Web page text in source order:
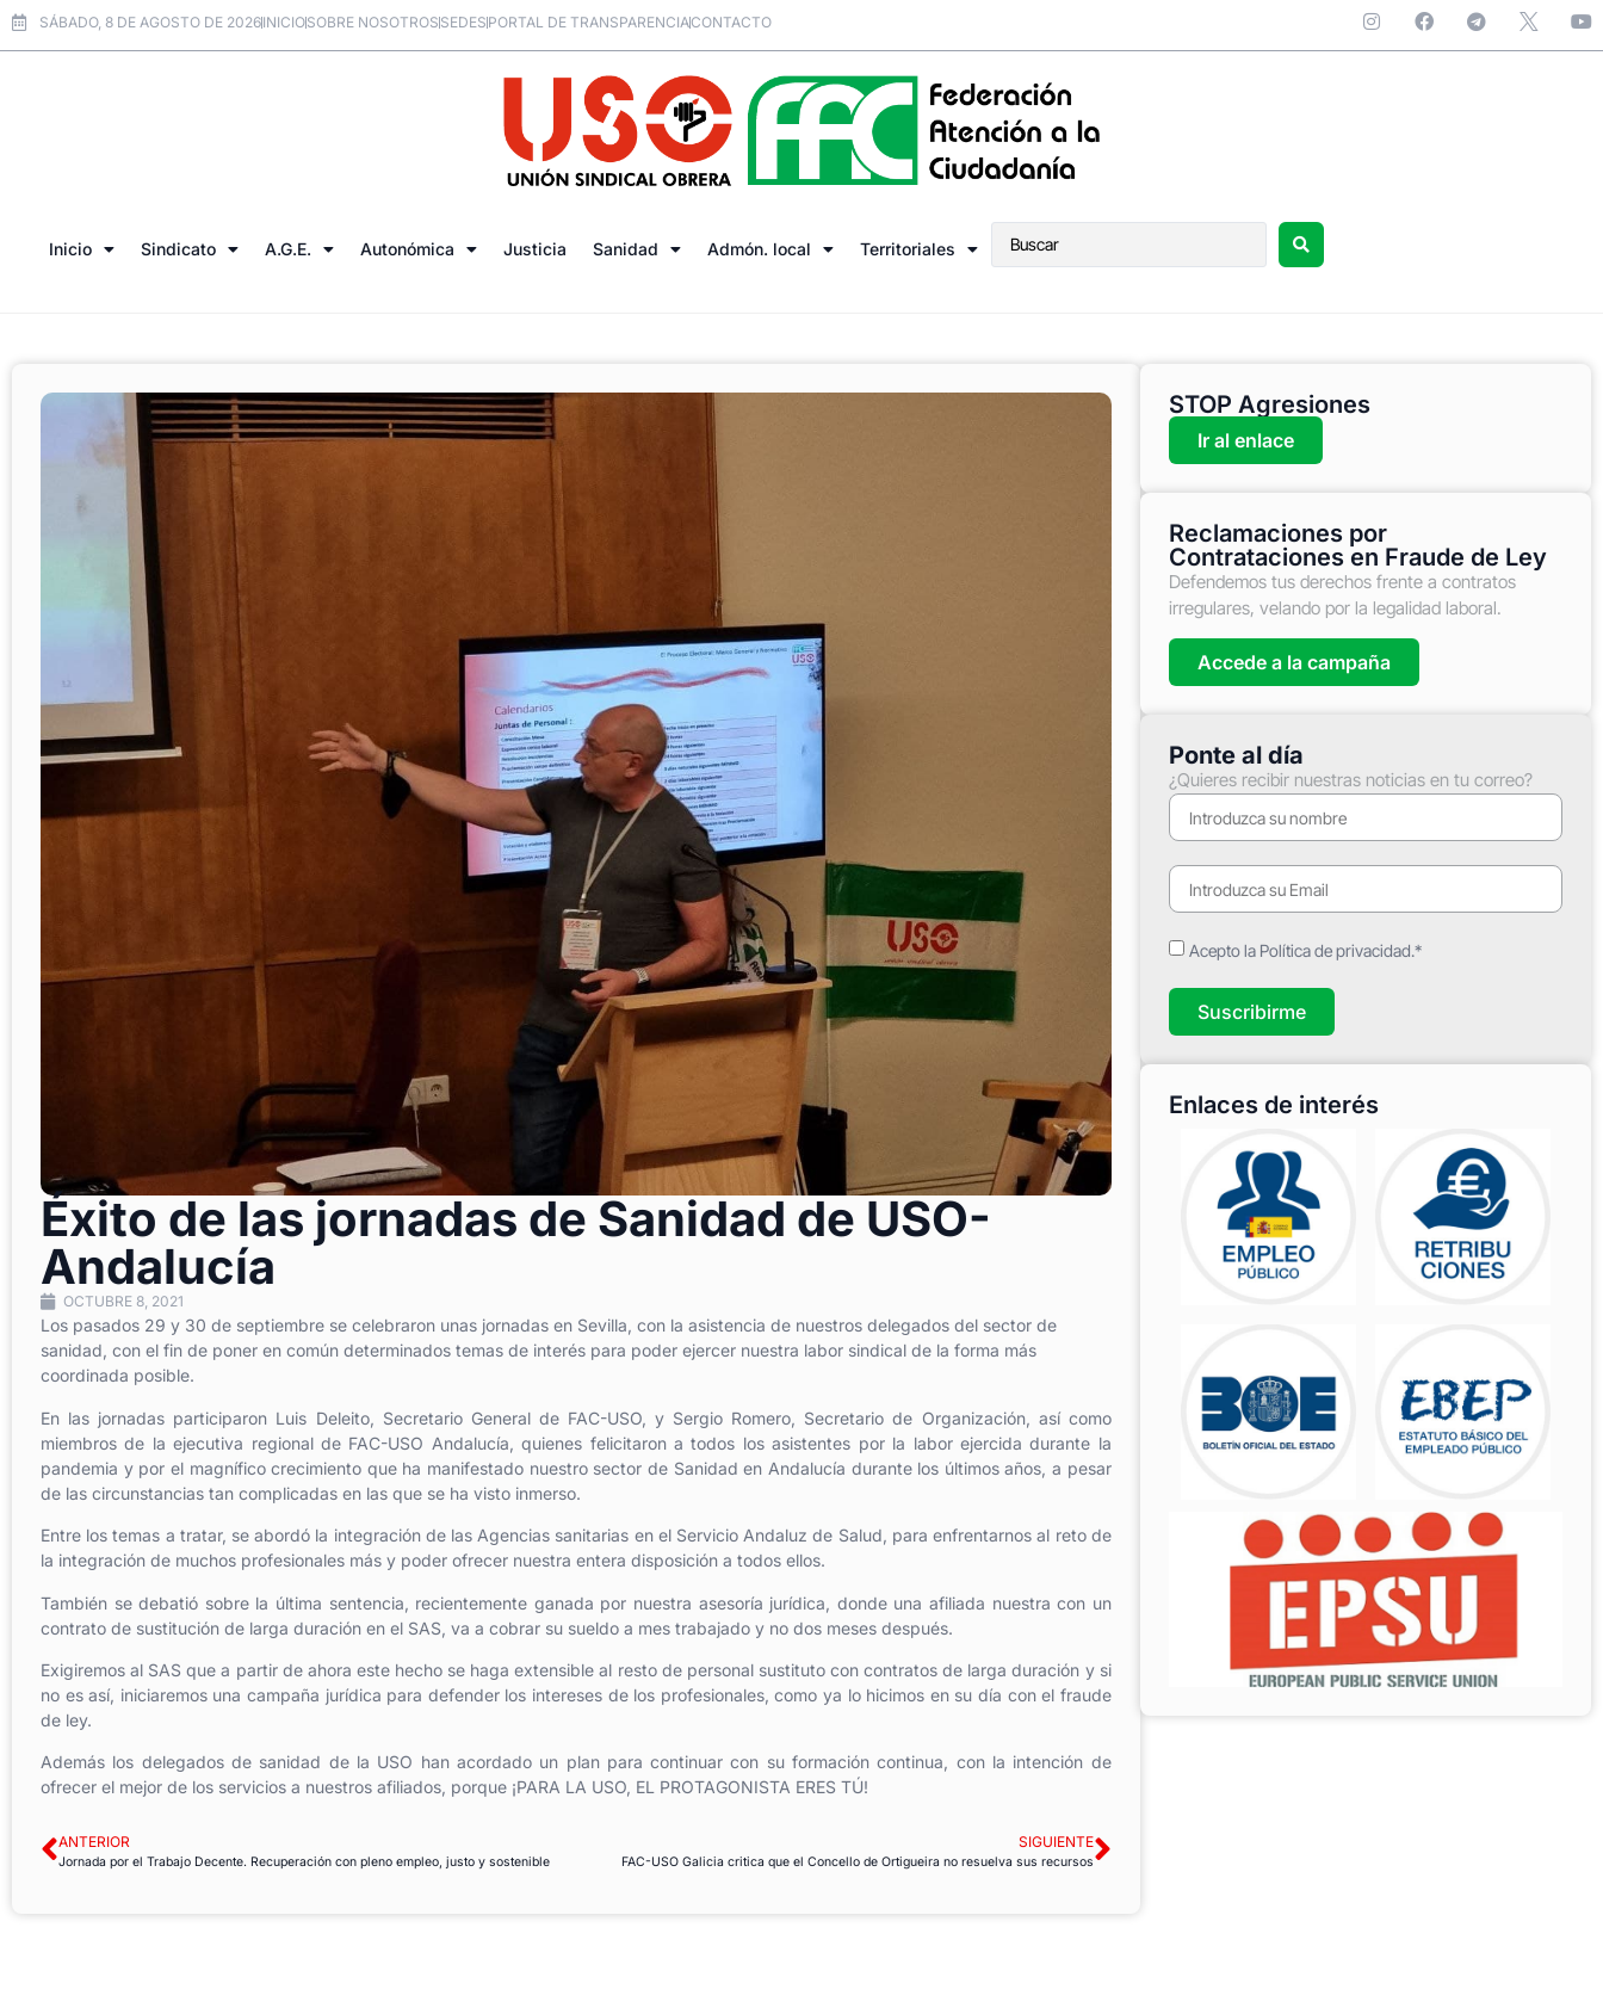
SÁBADO, 8 DE AGOSTO DE 2026INICIOSOBRE NOSOTROSSEDESPORTAL DE TRANSPARENCIACONTACTO
Inicio Sindicato A.G.E. Autonómica Justicia Sanidad Admón. local Territoriales
Éxito de las jornadas de Sanidad de USO-
Andalucía
OCTUBRE 8, 2021
Los pasados 29 y 30 de septiembre se celebraron unas jornadas en Sevilla, con la asistencia de nuestros delegados del sector de
sanidad, con el fin de poner en común determinados temas de interés para poder ejercer nuestra labor sindical de la forma más
coordinada posible.
En las jornadas participaron Luis Deleito, Secretario General de FAC-USO, y Sergio Romero, Secretario de Organización, así como
miembros de la ejecutiva regional de FAC-USO Andalucía, quienes felicitaron a todos los asistentes por la labor ejercida durante la
pandemia y por el magnífico crecimiento que ha manifestado nuestro sector de Sanidad en Andalucía durante los últimos años, a pesar
de las circunstancias tan complicadas en las que se ha visto inmerso.
Entre los temas a tratar, se abordó la integración de las Agencias sanitarias en el Servicio Andaluz de Salud, para enfrentarnos al reto de
la integración de muchos profesionales más y poder ofrecer nuestra entera disposición a todos ellos.
También se debatió sobre la última sentencia, recientemente ganada por nuestra asesoría jurídica, donde una afiliada nuestra con un
contrato de sustitución de larga duración en el SAS, va a cobrar su sueldo a mes trabajado y no dos meses después.
Exigiremos al SAS que a partir de ahora este hecho se haga extensible al resto de personal sustituto con contratos de larga duración y si
no es así, iniciaremos una campaña jurídica para defender los intereses de los profesionales, como ya lo hicimos en su día con el fraude
de ley.
Además los delegados de sanidad de la USO han acordado un plan para continuar con su formación continua, con la intención de
ofrecer el mejor de los servicios a nuestros afiliados, porque ¡PARA LA USO, EL PROTAGONISTA ERES TÚ!
ANTERIOR
Jornada por el Trabajo Decente. Recuperación con pleno empleo, justo y sostenible
SIGUIENTE
FAC-USO Galicia critica que el Concello de Ortigueira no resuelva sus recursos
STOP Agresiones
Ir al enlace
Reclamaciones por
Contrataciones en Fraude de Ley
Defendemos tus derechos frente a contratos
irregulares, velando por la legalidad laboral.
Accede a la campaña
Ponte al día
¿Quieres recibir nuestras noticias en tu correo?
Acepto la Política de privacidad.*
Suscribirme
Enlaces de interés